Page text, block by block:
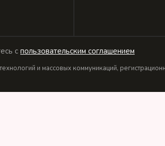
с пользовательским соглашением
и массовых коммуникаций,